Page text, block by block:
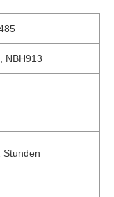
NBH913
Stunden